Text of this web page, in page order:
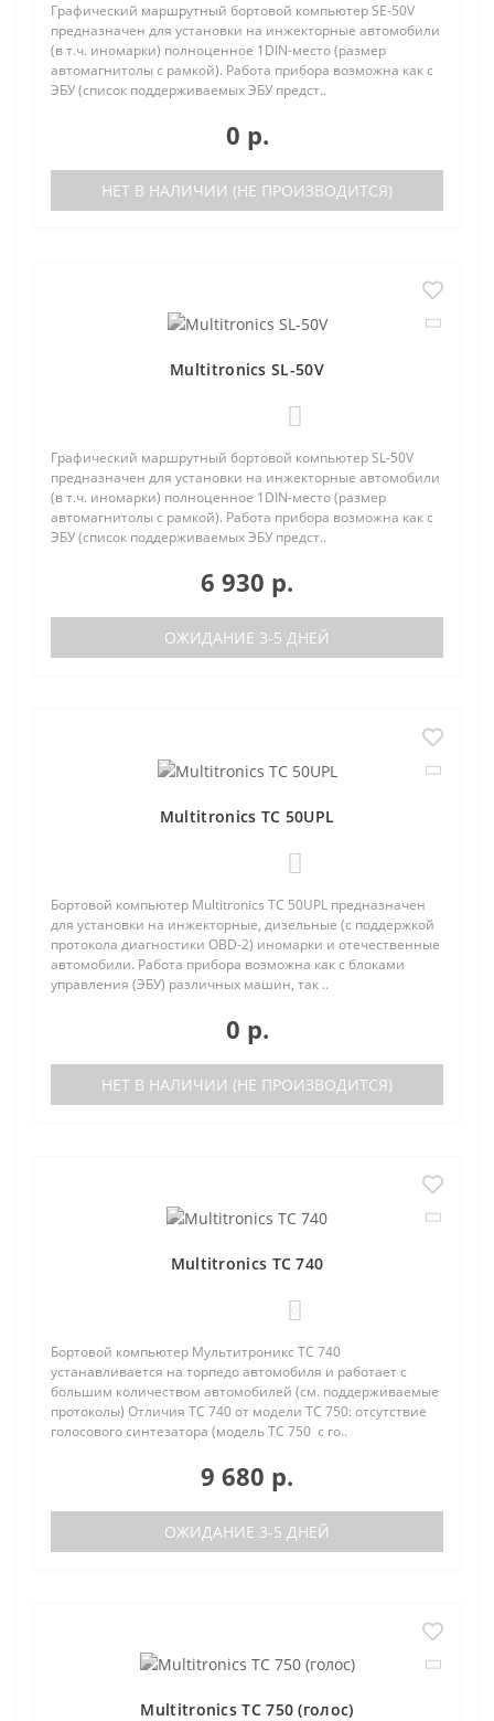
Графический маршрутный бортовой компьютер SE-50V
предназначен для установки на инжекторные автомобили
(в т.ч. иномарки) полноценное 1DIN-место (размер
автомагнитолы с рамкой). Работа прибора возможна как с
ЭБУ (список поддерживаемых ЭБУ предст..
0 р.
НЕТ В НАЛИЧИИ (НЕ ПРОИЗВОДИТСЯ)
Multitronics SL-50V
Графический маршрутный бортовой компьютер SL-50V
предназначен для установки на инжекторные автомобили
(в т.ч. иномарки) полноценное 1DIN-место (размер
автомагнитолы с рамкой). Работа прибора возможна как с
ЭБУ (список поддерживаемых ЭБУ предст..
6 930 р.
ОЖИДАНИЕ 3-5 ДНЕЙ
Multitronics TC 50UPL
Бортовой компьютер Multitronics TC 50UPL предназначен
для установки на инжекторные, дизельные (с поддержкой
протокола диагностики OBD-2) иномарки и отечественные
автомобили. Работа прибора возможна как с блоками
управления (ЭБУ) различных машин, так ..
0 р.
НЕТ В НАЛИЧИИ (НЕ ПРОИЗВОДИТСЯ)
Multitronics TC 740
Бортовой компьютер Мультитроникс TC 740
устанавливается на торпедо автомобиля и работает с
большим количеством автомобилей (см. поддерживаемые
протоколы) Отличия TC 740 от модели TC 750: отсутствие
голосового синтезатора (модель TC 750 с го..
9 680 р.
ОЖИДАНИЕ 3-5 ДНЕЙ
Multitronics TC 750 (голос)